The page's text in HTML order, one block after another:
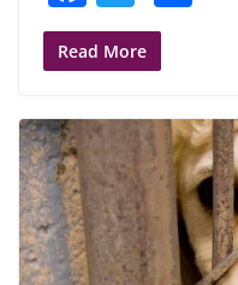
a
c
b
o
o
k
w
itt
Read More